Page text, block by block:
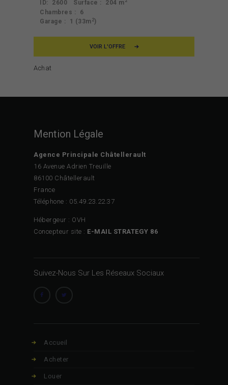
ID: 2600 Surface : 204 m
Chambres :
6
Garage :
1 (33m 2)
VOIR L'OFFRE
Achat
Mention Légale
Agence Principale Châtellerault
16 Avenue Adrien Treuille
86100 Châtellerault
France
Téléphone : 05.49.23.22.37
Hébergeur : OVH
Concepteur site : E-MAIL STRATEGY 86
Suivez-Nous Sur Les Réseaux Sociaux
Accueil
Acheter
Louer